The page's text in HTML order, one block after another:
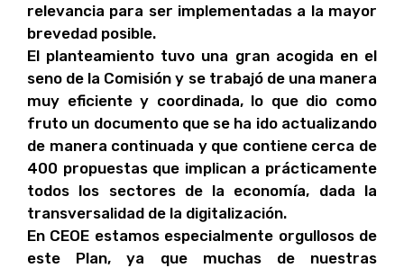
relevancia para ser implementadas a la mayor
brevedad posible.
El planteamiento tuvo una gran acogida en el
seno de la Comisión y se trabajó de una manera
muy eficiente y coordinada, lo que dio como
fruto un documento que se ha ido actualizando
de manera continuada y que contiene cerca de
400 propuestas que implican a prácticamente
todos los sectores de la economía, dada la
transversalidad de la digitalización.
En CEOE estamos especialmente orgullosos de
este Plan, ya que muchas de nuestras